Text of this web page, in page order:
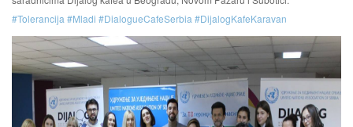
#Tolerancija #Mladi #DialogueCafeSerbia #DijalogKafeKaravan